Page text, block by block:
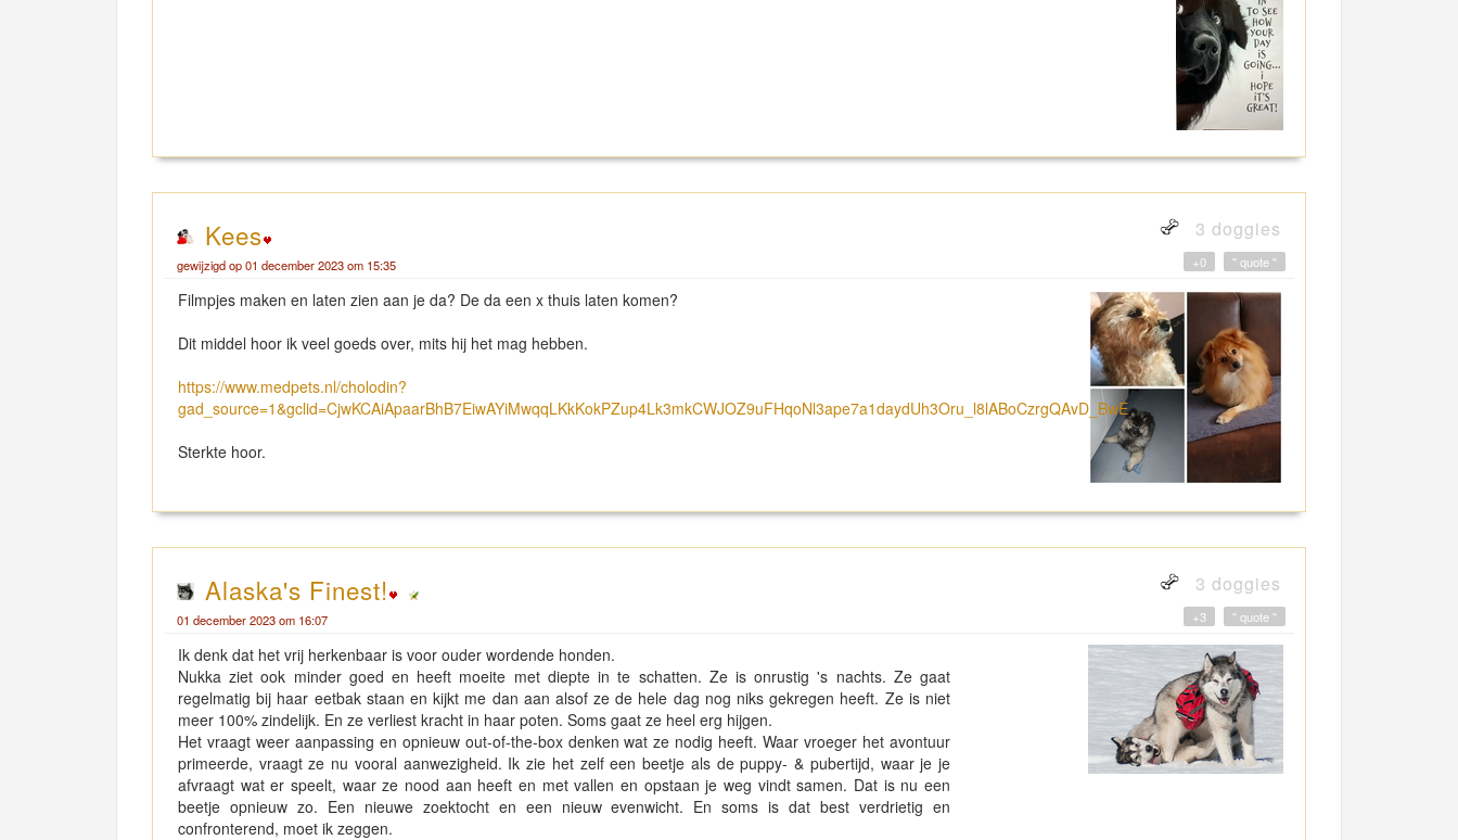
Kees 3 doggies
gewijzigd op 01 december 2023 om 15:35 " quote "
+0
Filmpjes maken en laten zien aan je da? De da een x thuis laten komen?
Dit middel hoor ik veel goeds over, mits hij het mag hebben.
https://www.medpets.nl/cholodin?
gad_source=1&gclid=CjwKCAiApaarBhB7EiwAYiMwqqLKkKokPZup4Lk3mkCWJOZ9uFHqoNl3ape7a1daydUh3Oru_l8lABoCzrgQAvD_BwE
Sterkte hoor.
Alaska's Finest! 3 doggies
01 december 2023 om 16:07 " quote "
+3
Ik denk dat het vrij herkenbaar is voor ouder wordende honden.
Nukka ziet ook minder goed en heeft moeite met diepte in te schatten. Ze is onrustig 's nachts. Ze gaat
regelmatig bij haar eetbak staan en kijkt me dan aan alsof ze de hele dag nog niks gekregen heeft. Ze is niet
meer 100% zindelijk. En ze verliest kracht in haar poten. Soms gaat ze heel erg hijgen.
Het vraagt weer aanpassing en opnieuw out-of-the-box denken wat ze nodig heeft. Waar vroeger het avontuur
primeerde, vraagt ze nu vooral aanwezigheid. Ik zie het zelf een beetje als de puppy- & pubertijd, waar je je
afvraagt wat er speelt, waar ze nood aan heeft en met vallen en opstaan je weg vindt samen. Dat is nu een
beetje opnieuw zo. Een nieuwe zoektocht en een nieuw evenwicht. En soms is dat best verdrietig en
confronterend, moet ik zeggen.